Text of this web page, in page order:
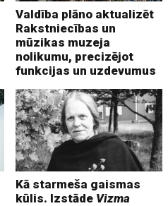
Valdība plāno aktualizēt
Rakstniecības un
mūzikas muzeja
nolikumu, precizējot
funkcijas un uzdevumus
Kā starmeša gaismas
kūlis. Izstāde Vizma